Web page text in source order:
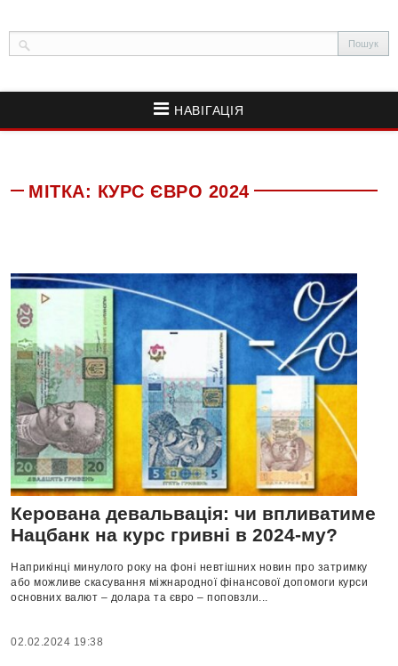
НАВІГАЦІЯ
МІТКА: КУРС ЄВРО 2024
Керована девальвація: чи впливатиме
Нацбанк на курс гривні в 2024-му?
Наприкінці минулого року на фоні невтішних новин про затримку
або можливе скасування міжнародної фінансової допомоги курси
основних валют – долара та євро – поповзли...
02.02.2024 19:38